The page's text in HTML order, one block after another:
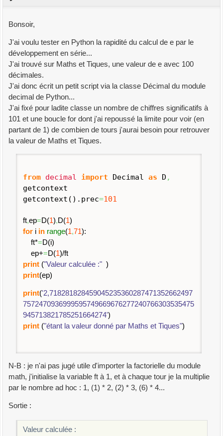
Bonsoir,
J'ai voulu tester en Python la rapidité du calcul de e par le
développement en série...
J'ai trouvé sur Maths et Tiques, une valeur de e avec 100
décimales.
J'ai donc écrit un petit script via la classe Décimal du module
decimal de Python...
J'ai fixé pour ladite classe un nombre de chiffres significatifs à
101 et une boucle for dont j'ai repoussé la limite pour voir (en
partant de 1) de combien de tours j'aurai besoin pour retrouver
la valeur de Maths et Tiques.
from decimal import Decimalas D ,
getcontext
getcontext ( ) . prec=101
ft,ep=D(1),D(1)
for i in range(1,71):
ft*=D(i)
ep+=D(1)/ft
print ("Valeur calculée :" )
print(ep)
print('2,718281828459045235360287471352662497
7572470936999595749669676277240766303535475
945713821785251664274')
print ("étant la valeur donné par Maths et Tiques")
N-B : je n'ai pas jugé utile d'importer la factorielle du module
math, j'initialise la variable ft à 1, et à chaque tour je la multiplie
par le nombre ad hoc : 1, (1) * 2, (2) * 3, (6) * 4...
Sortie :
Valeur calculée :